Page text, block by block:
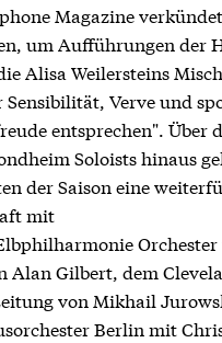
Magazine
um Aufführungen der
Alisa Weilersteins
Verve und
entsprechen". Über
Soloists hinaus
der Saison eine
mit
Alan Gilbert, dem
von Mikhail
Berlin mit